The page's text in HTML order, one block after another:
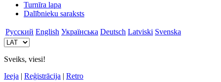
Turnīra lapa
Dalībnieku saraksts
Русский English Українська Deutsch Latviski Svenska
Sveiks, viesi!
Ieeja | Reģistrācija | Retro